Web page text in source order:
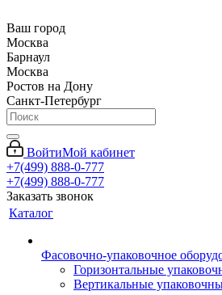
Ваш город
Москва
Барнаул
Москва
Ростов на Дону
Санкт-Петербург
ВойтиМой кабинет
+7(499) 888-0-777
+7(499) 888-0-777
Заказать звонок
Каталог
Фасовочно-упаковочное
Горизонтальные
Вертикальные